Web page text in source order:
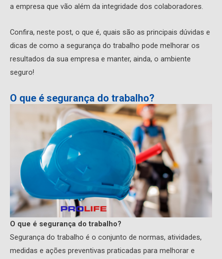
a empresa que vão além da integridade dos colaboradores.
Confira, neste post, o que é, quais são as principais dúvidas e
dicas de como a segurança do trabalho pode melhorar os
resultados da sua empresa e manter, ainda, o ambiente
seguro!
O que é segurança do trabalho?
O que é segurança do trabalho?
Segurança do trabalho é o conjunto de normas, atividades,
medidas e ações preventivas praticadas para melhorar e